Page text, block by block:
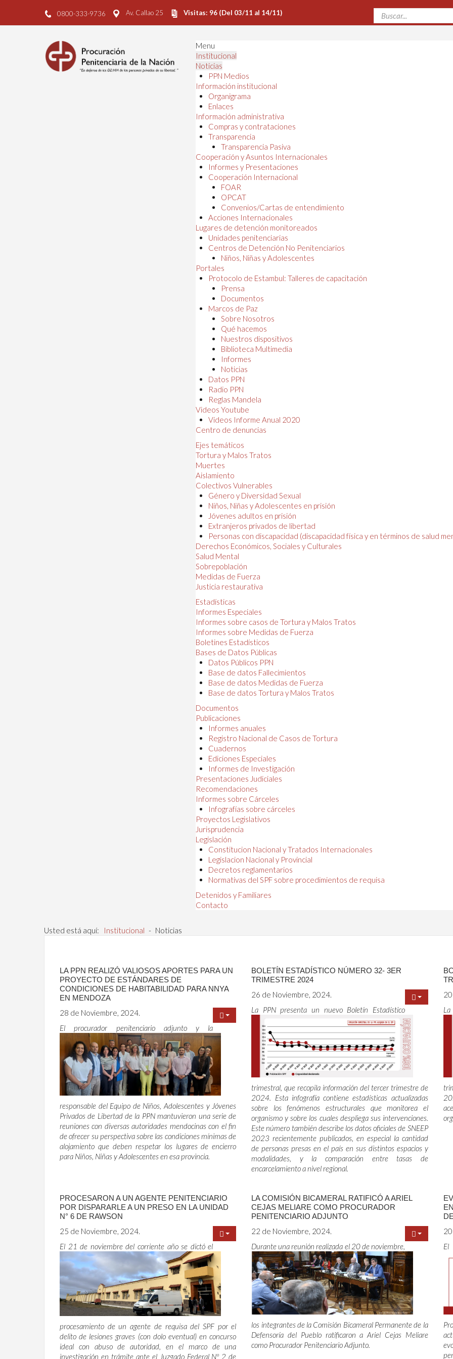
0800-333-9736 Av. Callao 25 Visitas: 96 (Del 03/11 al 14/11)
Menu
Institucional
Noticias
PPN Medios
Información institucional
Organigrama
Enlaces
Información administrativa
Compras y contrataciones
Transparencia
Transparencia Pasiva
Cooperación y Asuntos Internacionales
Informes y Presentaciones
Cooperación Internacional
FOAR
OPCAT
Convenios/Cartas de entendimiento
Acciones Internacionales
Lugares de detención monitoreados
Unidades penitenciarias
Centros de Detención No Penitenciarios
Niños, Niñas y Adolescentes
Portales
Protocolo de Estambul: Talleres de capacitación
Prensa
Documentos
Marcos de Paz
Sobre Nosotros
Qué hacemos
Nuestros dispositivos
Biblioteca Multimedia
Informes
Noticias
Datos PPN
Radio PPN
Reglas Mandela
Videos Youtube
Videos Informe Anual 2020
Centro de denuncias
Ejes temáticos
Tortura y Malos Tratos
Muertes
Aislamiento
Colectivos Vulnerables
Género y Diversidad Sexual
Niños, Niñas y Adolescentes en prisión
Jóvenes adultos en prisión
Extranjeros privados de libertad
Personas con discapacidad (discapacidad física y en términos de salud
Derechos Económicos, Sociales y Culturales
Salud Mental
Sobrepoblación
Medidas de Fuerza
Justicia restaurativa
Estadísticas
Informes Especiales
Informes sobre casos de Tortura y Malos Tratos
Informes sobre Medidas de Fuerza
Boletines Estadísticos
Bases de Datos Públicas
Datos Públicos PPN
Base de datos Fallecimientos
Base de datos Medidas de Fuerza
Base de datos Tortura y Malos Tratos
Documentos
Publicaciones
Informes anuales
Registro Nacional de Casos de Tortura
Cuadernos
Ediciones Especiales
Informes de Investigación
Presentaciones Judiciales
Recomendaciones
Informes sobre Cárceles
Infografías sobre cárceles
Proyectos Legislativos
Jurisprudencia
Legislación
Constitucion Nacional y Tratados Internacionales
Legislacion Nacional y Provincial
Decretos reglamentarios
Normativas del SPF sobre procedimientos de requisa
Detenidos y Familiares
Contacto
Usted está aquí: Institucional - Noticias
LA PPN REALIZÓ VALIOSOS APORTES PARA UN
PROYECTO DE ESTÁNDARES DE
CONDICIONES DE HABITABILIDAD PARA NNYA
EN MENDOZA
28 de Noviembre, 2024.
El procurador penitenciario adjunto y la
responsable del Equipo de Niños, Adolescentes y Jóvenes
Privados de Libertad de la PPN mantuvieron una serie de
reuniones con diversas autoridades mendocinas con el fin
de ofrecer su perspectiva sobre las condiciones mínimas de
alojamiento que deben respetar los lugares de encierro
para Niños, Niñas y Adolescentes en esa provincia.
BOLETÍN ESTADÍSTICO NÚMERO 32- 3ER
TRIMESTRE 2024
26 de Noviembre, 2024.
La PPN presenta un nuevo Boletín Estadístico
trimestral, que recopila información del tercer trimestre de
2024. Esta infografía contiene estadísticas actualizadas
sobre los fenómenos estructurales que monitorea el
organismo y sobre los cuales despliega sus intervenciones.
Este número también describe los datos oficiales de SNEEP
2023 recientemente publicados, en especial la cantidad
de personas presas en el país en sus distintos espacios y
modalidades, y la comparación entre tasas de
encarcelamiento a nivel regional.
PROCESARON A UN AGENTE PENITENCIARIO
POR DISPARARLE A UN PRESO EN LA UNIDAD
N° 6 DE RAWSON
25 de Noviembre, 2024.
El 21 de noviembre del corriente año se dictó el
procesamiento de un agente de requisa del SPF por el
delito de lesiones graves (con dolo eventual) en concurso
ideal con abuso de autoridad, en el marco de una
investigación en trámite ante el Juzgado Federal Nº 2 de
LA COMISIÓN BICAMERAL RATIFICÓ A ARIEL
CEJAS MELIARE COMO PROCURADOR
PENITENCIARIO ADJUNTO
22 de Noviembre, 2024.
Durante una reunión realizada el 20 de noviembre,
los integrantes de la Comisión Bicameral Permanente de la
Defensoría del Pueblo ratificaron a Ariel Cejas Meliare
como Procurador Penitenciario Adjunto.
El